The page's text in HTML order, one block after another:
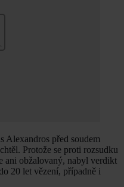
Alexandros před soudem
Protože se proti rozsudku
ani obžalovaný, nabyl verdikt
20 let vězení, případně i